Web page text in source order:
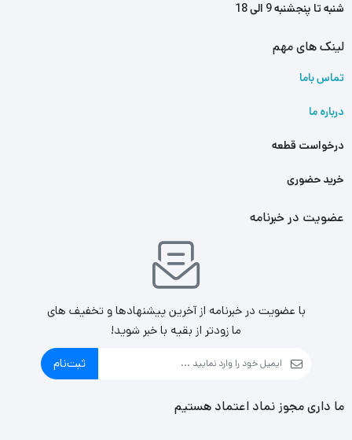
شنبه تا پنجشنبه 9 الی 18
لینک های مهم
تماس باما
درباره ما
درخواست قطعه
خرید حضوری
عضویت در خبرنامه
با عضویت در خبرنامه از آخرین پیشنهادها و تخفیف های
ما زودتر از بقیه با خبر شوید!
ثبت‌نام
ما داری مجوز نماد اعتماد هستیم